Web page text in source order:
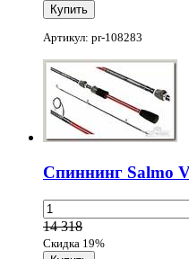
Артикул: pr-108283
Спиннинг Salmo
14 318
Скидка 19%